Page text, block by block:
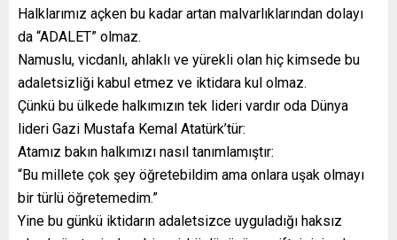
Halklarımız açken bu kadar artan malvarlıklarından dolayı
da “ADALET” olmaz.
Namuslu, vicdanlı, ahlaklı ve yürekli olan hiç kimsede bu
adaletsizliği kabul etmez ve iktidara kul olmaz.
Çünkü bu ülkede halkımızın tek lideri vardır oda Dünya
lideri Gazi Mustafa Kemal Atatürk’tür:
Atamız bakın halkımızı nasıl tanımlamıştır:
“Bu millete çok şey öğretebildim ama onlara uşak olmayı
bir türlü öğretemedim.”
Yine bu günkü iktidarın adaletsizce uyguladığı haksız